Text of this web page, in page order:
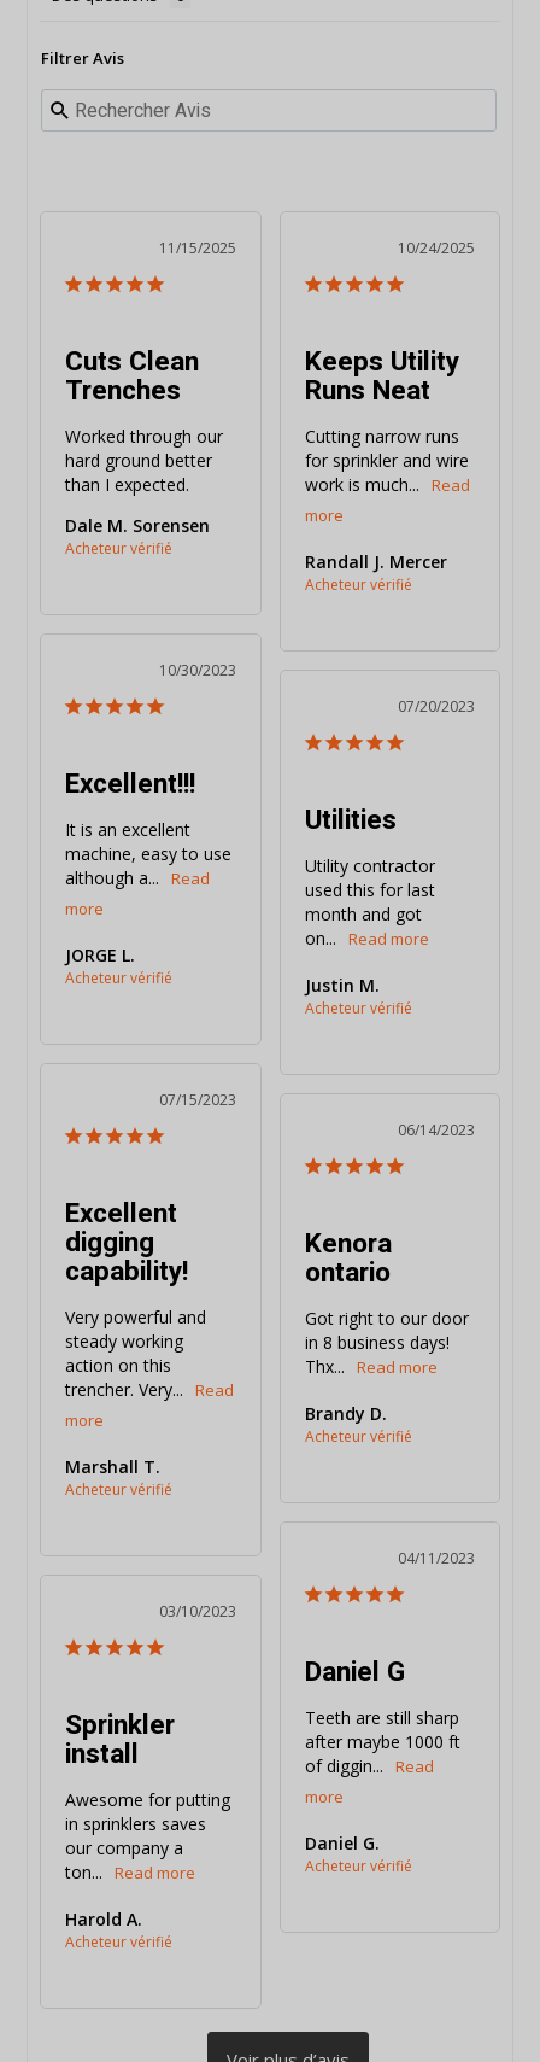
Filtrer Avis
11/15/2025
Cuts Clean
Trenches
Worked through our
hard ground better
than I expected.
Dale M. Sorensen
10/24/2025
Keeps Utility
Runs Neat
Cutting narrow runs
for sprinkler and wire
work is much...
Randall J. Mercer
10/30/2023
Excellent!!!
It is an excellent
machine, easy to use
although a...
JORGE L.
07/20/2023
Utilities
Utility contractor
used this for last
month and got
on...
Justin M.
07/15/2023
Excellent
digging
capability!
Very powerful and
steady working
action on this
trencher. Very...
Marshall T.
06/14/2023
Kenora
ontario
Got right to our door
in 8 business days!
Thx...
Brandy D.
04/11/2023
Daniel G
Teeth are still sharp
after maybe 1000 ft
of diggin...
Daniel G.
03/10/2023
Sprinkler
install
Awesome for putting
in sprinklers saves
our company a
ton...
Harold A.